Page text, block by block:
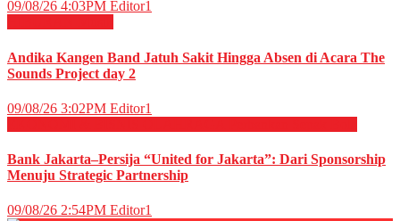
09/08/26 4:03PM Editor1
Andika Kangen Band Jatuh Sakit Hingga Absen di Acara The
Sounds Project day 2
09/08/26 3:02PM Editor1
Bank Jakarta–Persija “United for Jakarta”: Dari Sponsorship
Menuju Strategic Partnership
09/08/26 2:54PM Editor1